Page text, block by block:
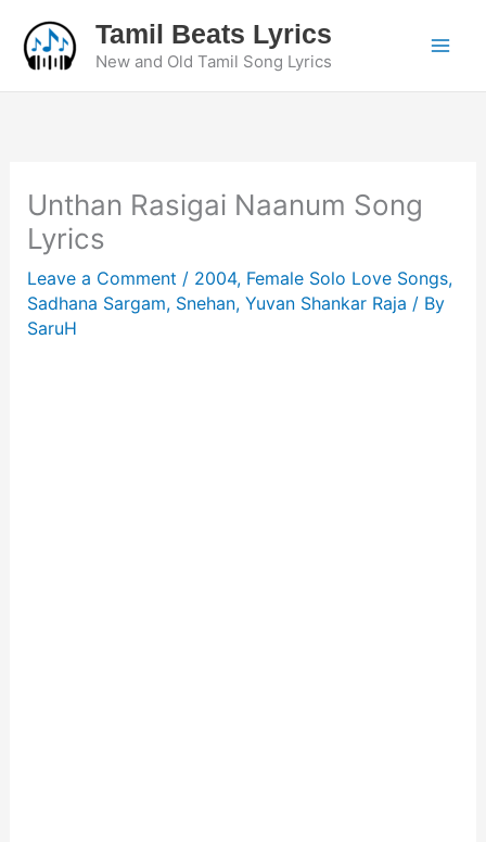
content
Tamil Beats Lyrics
New and Old Tamil Song Lyrics
Unthan Rasigai Naanum Song
Lyrics
Leave a Comment / 2004, Female Solo Love Songs,
Sadhana Sargam, Snehan, Yuvan Shankar Raja / By
SaruH